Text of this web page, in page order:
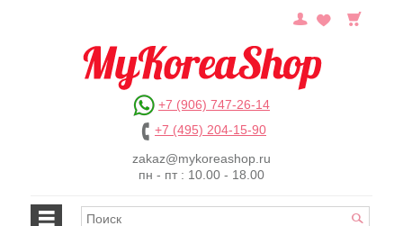
+7 (906) 747-26-14
+7 (495) 204-15-90
zakaz@mykoreashop.ru
пн - пт : 10.00 - 18.00